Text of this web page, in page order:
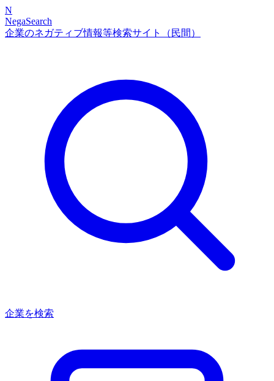
N
NegaSearch
企業のネガティブ情報等検索サイト（民間）
企業を検索